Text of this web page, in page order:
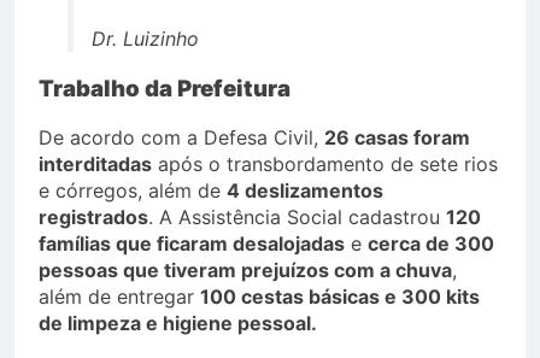
Dr. Luizinho
Trabalho da Prefeitura
De acordo com a Defesa Civil, 26 casas foram
interditadas após o transbordamento de sete rios
e córregos, além de 4 deslizamentos
registrados. A Assistência Social cadastrou 120
famílias que ficaram desalojadas e cerca de 300
pessoas que tiveram prejuízos com a chuva,
além de entregar 100 cestas básicas e 300 kits
de limpeza e higiene pessoal.